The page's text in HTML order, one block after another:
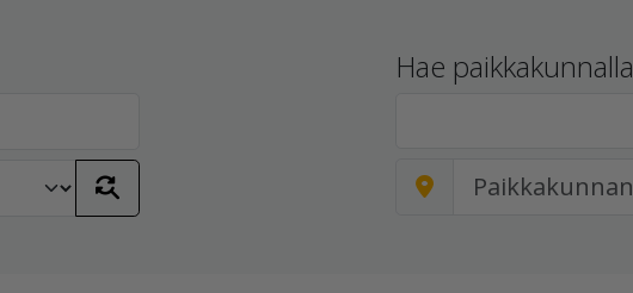
Hae paikkakunnalla